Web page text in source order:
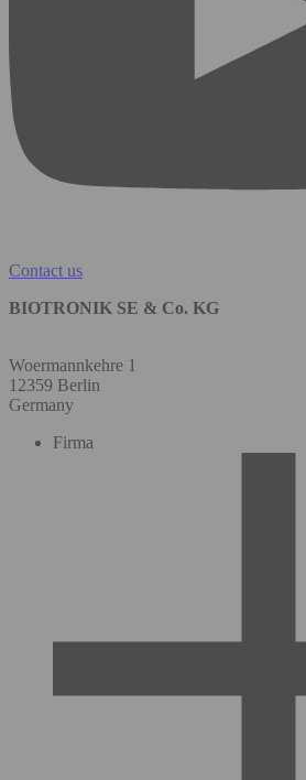
Contact us
BIOTRONIK SE & Co. KG
Woermannkehre 1
12359 Berlin
Germany
Firma